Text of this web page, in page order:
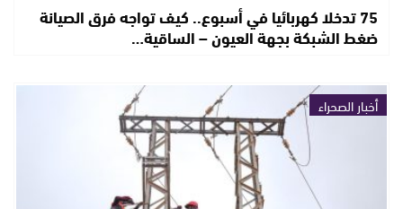
75 تدخلا كهربائيا في أسبوع.. كيف تواجه فرق الصيانة
ضغط الشبكة بجهة العيون – الساقية…
أخبار الصحراء